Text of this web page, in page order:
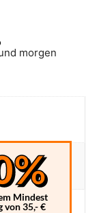
morgen
Mindest
von 35,- €